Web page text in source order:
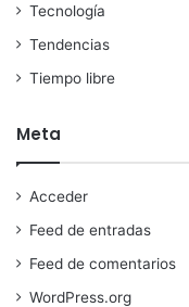
Tecnología
Tendencias
Tiempo libre
Meta
Acceder
Feed de entradas
Feed de comentarios
WordPress.org